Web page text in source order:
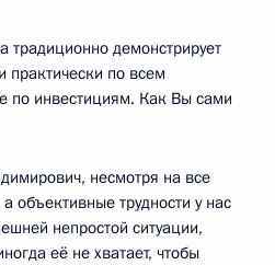
демонстрирует
практически по всем
по инвестициям. Как Вы сами
несмотря на все
объективные трудности у нас
непростой ситуации,
её не хватает, чтобы